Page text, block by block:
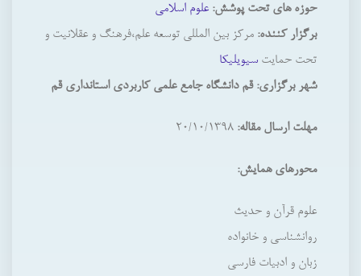
حوزه های تحت پوشش: علوم اسلامی
برگزار کننده: مركز بين المللي توسعه علم،فرهنگ و عقلانيت و
تحت حمایت سیویلیکا
شهر برگزاری: قم دانشگاه جامع علمی کاربردی استانداری قم
مهلت ارسال مقاله:
محورهاي همايش:
علوم قرآن و حديث
روانشناسي و خانواده
زبان و ادبيات فارسي